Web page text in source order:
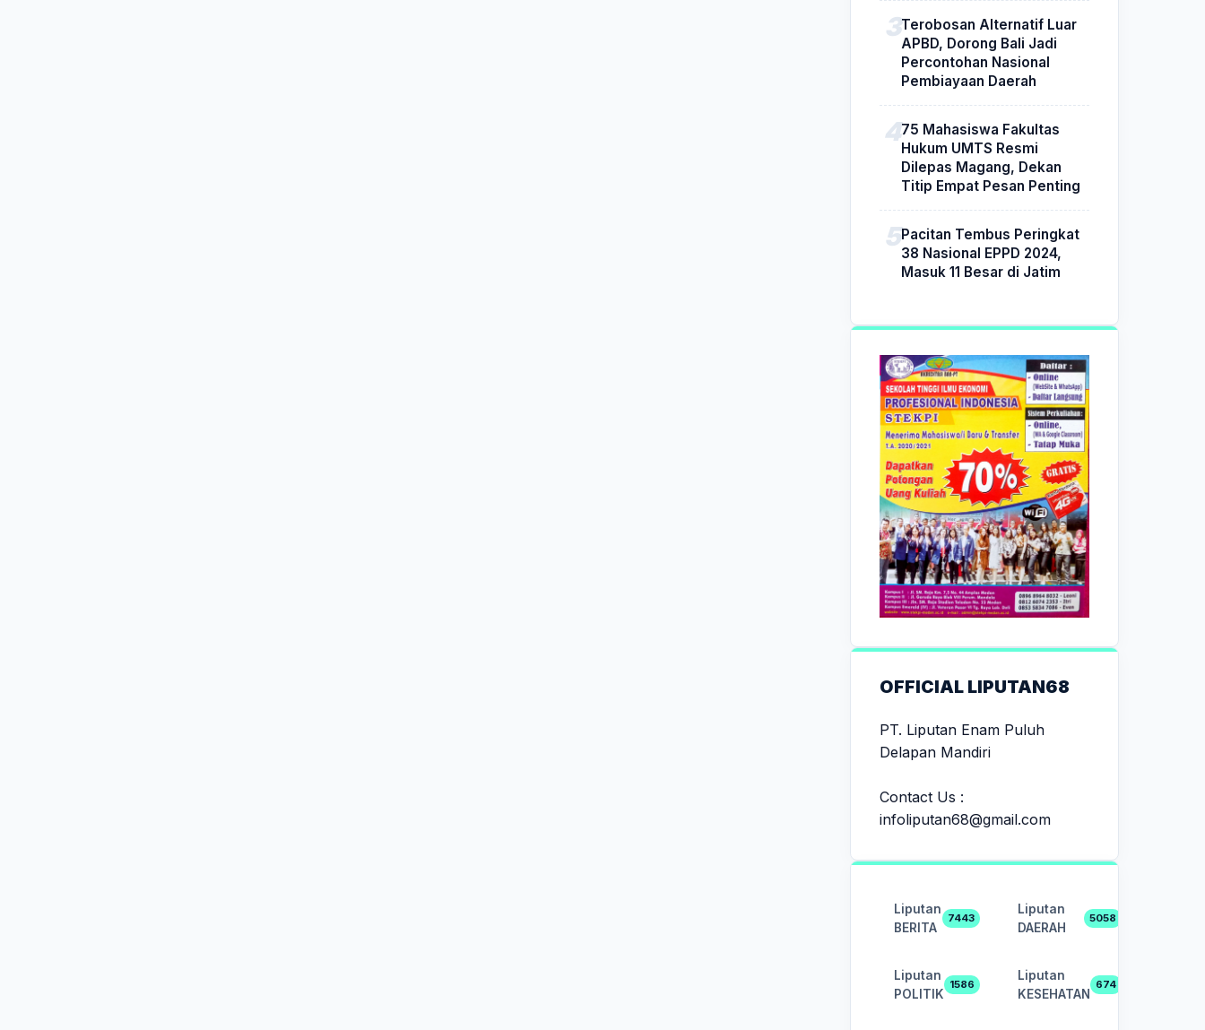
Terobosan Alternatif Luar
APBD, Dorong Bali Jadi
Percontohan Nasional
Pembiayaan Daerah
75 Mahasiswa Fakultas
Hukum UMTS Resmi
Dilepas Magang, Dekan
Titip Empat Pesan Penting
Pacitan Tembus Peringkat
38 Nasional EPPD 2024,
Masuk 11 Besar di Jatim
OFFICIAL LIPUTAN68
PT. Liputan Enam Puluh
Delapan Mandiri
Contact Us :
infoliputan68@gmail.com
Liputan
BERITA
7443
Liputan
DAERAH
5058
Liputan
POLITIK
1586
Liputan
KESEHATAN
674